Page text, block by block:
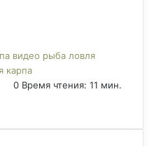
видео рыба ловля
карпа
0 Время чтения: 11 мин.